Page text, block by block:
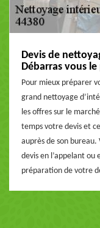
Devis de
Débarras vous
Pour mieux préparer
grand nettoyage
les offres sur le
temps votre devis et
auprès de son
devis en l’appelant ou
préparation de votre